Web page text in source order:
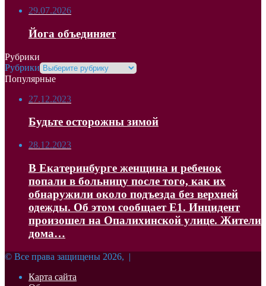
29.07.2026
Йога объединяет
Рубрики
Рубрики
Популярные
27.12.2023
Будьте осторожны зимой
28.12.2023
В Екатеринбурге женщина и ребенок
попали в больницу после того, как их
обнаружили около подъезда без верхней
одежды. Об этом сообщает Е1. Инцидент
произошел на Опалихинской улице. Жители
дома…
© Все права защищены 2026, |
Карта сайта